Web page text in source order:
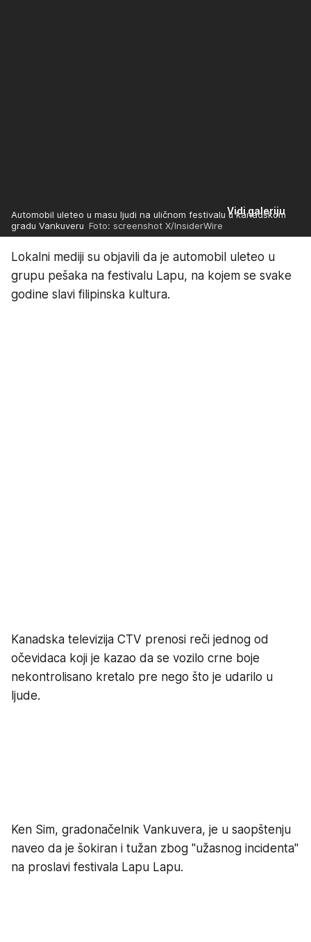
Vidi galeriju
Automobil uleteo u masu ljudi na uličnom festivalu u kanadskom
gradu Vankuveru Foto: screenshot X/InsiderWire
Lokalni mediji su objavili da je automobil uleteo u
grupu pešaka na festivalu Lapu, na kojem se svake
godine slavi filipinska kultura.
Kanadska televizija CTV prenosi reči jednog od
očevidaca koji je kazao da se vozilo crne boje
nekontrolisano kretalo pre nego što je udarilo u
ljude.
Ken Sim, gradonačelnik Vankuvera, je u saopštenju
naveo da je šokiran i tužan zbog "užasnog incidenta"
na proslavi festivala Lapu Lapu.